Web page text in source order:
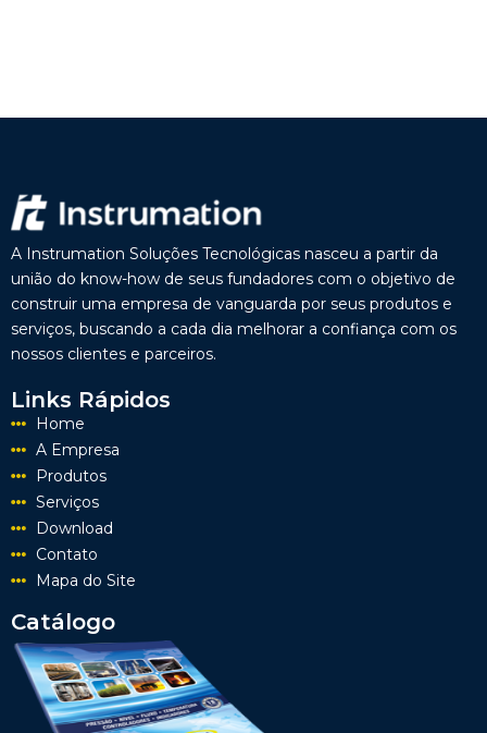
A Instrumation Soluções Tecnológicas nasceu a partir da
união do know-how de seus fundadores com o objetivo de
construir uma empresa de vanguarda por seus produtos e
serviços, buscando a cada dia melhorar a confiança com os
nossos clientes e parceiros.
Links Rápidos
Home
A Empresa
Produtos
Serviços
Download
Contato
Mapa do Site
Catálogo